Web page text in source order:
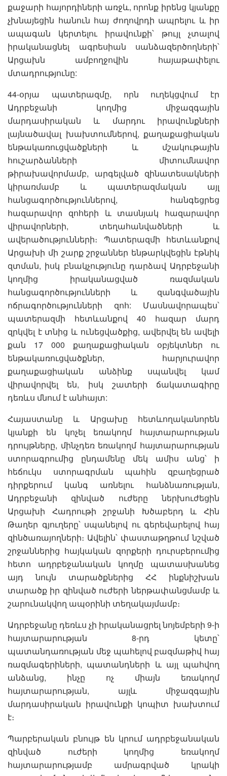
քաջարի հայորդիների առջև, որոնք իրենց կյանքը
չխնայեցին հանուն հայ ժողովրդի ապրելու և իր
ապագան կերտելու իրավունքի՝ թույլ չտալով
իրականացնել ագրեսիան սանձազերծողների՝
Արցախն ամբողջովին հայաթափելու
մտադրությունը:
44-օրյա պատերազմը, որն ուղեկցվում էր
Ադրբեջանի կողմից միջազգային
մարդասիրական և մարդու իրավունքների
լայնածավալ խախտումներով, քաղաքացիական
ենթակառուցվածքների և մշակութային
հուշարձանների միտումնավոր
թիրախավորմամբ, արգելված զինատեսակների
կիրառմամբ և պատերազմական այլ
հանցագործություններով, հանգեցրեց
հազարավոր զոհերի և տասնյակ հազարավոր
վիրավորների, տեղահանվածների և
ավերածությունների։ Պատերազմի հետևանքով
Արցախի մի շարք շրջաններ ենթարկվեցին էթնիկ
զտման, իսկ բնակչությունը դարձավ Ադրբեջանի
կողմից իրականացված ռազմական
հանցագործությունների և զանգվածային
ոճրագործությունների զոհ: Մասնավորապես՝
պատերազմի հետևանքով 40 հազար մարդ
զրկվել է տնից և ունեցվածքից, ավերվել են ավելի
քան 17 000 քաղաքացիական օբյեկտներ ու
ենթակառուցվածքներ, հարյուրավոր
քաղաքացիական անձինք սպանվել կամ
վիրավորվել են, իսկ շատերի ճակատագիրը
դեռևս մնում է անհայտ:
Հայաստանը և Արցախը հետևողականորեն
կյանքի են կոչել եռակողմ հայտարարության
դրույթները, մինչդեռ եռակողմ հայտարարության
ստորագրումից ընդամենը մեկ ամիս անց՝ ի
հեճուկս ստորագրման պահին զբաղեցրած
դիրքերում կանգ առնելու հանձնառության,
Ադրբեջանի զինված ուժերը ներխուժեցին
Արցախի Հադրութի շրջանի Խծաբերդ և Հին
Թաղեր գյուղերը՝ սպանելով ու գերեվարելով հայ
զինծառայողների։ Ավելին՝ փաստաթղթում նշված
շրջաններից հայկական զորքերի դուրսբերումից
հետո ադրբեջանական կողմը պատասխանեց
այդ նույն տարածքներից ՀՀ ինքնիշխան
տարածք իր զինված ուժերի ներթափանցմամբ և
շարունակվող ապօրինի տեղակայմամբ։
Ադրբեջանը դեռևս չի իրականացրել նոյեմբերի 9-ի
հայտարարության 8-րդ կետը՝
պատանդառության մեջ պահելով բազմաթիվ հայ
ռազմագերիների, պատանդների և այլ պահվող
անձանց, ինչը ոչ միայն եռակողմ
հայտարարության, այլև միջազգային
մարդասիրական իրավունքի կոպիտ խախտում
է։
Պարբերական բնույթ են կրում ադրբեջանական
զինված ուժերի կողմից եռակողմ
հայտարարությամբ ամրագրված կրակի